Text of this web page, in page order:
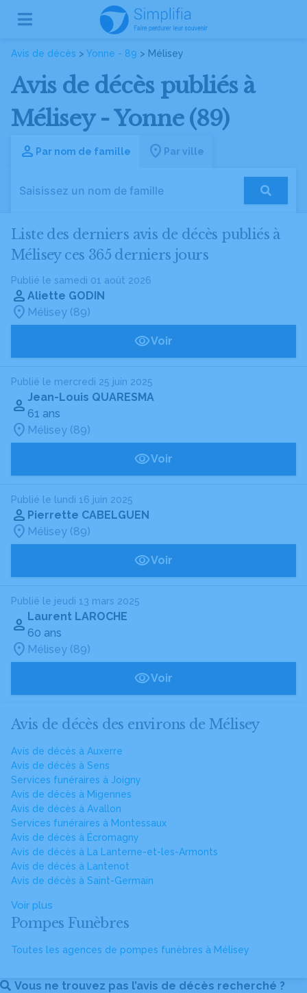
Avis de décès > Yonne - 89 > Mélisey
Avis de décès publiés à
Mélisey - Yonne (89)
Par nom de famille Par ville
Liste des derniers avis de décès publiés à
Mélisey ces 365 derniers jours
Publié le samedi 01 août 2026
Aliette GODIN
Mélisey (89)
Voir
Publié le mercredi 25 juin 2025
Jean-Louis QUARESMA
61 ans
Mélisey (89)
Voir
Publié le lundi 16 juin 2025
Pierrette CABELGUEN
Mélisey (89)
Voir
Publié le jeudi 13 mars 2025
Laurent LAROCHE
60 ans
Mélisey (89)
Voir
Avis de décès des environs de Mélisey
Avis de décès à Auxerre
Avis de décès à Sens
Services funéraires à Joigny
Avis de décès à Migennes
Avis de décès à Avallon
Services funéraires à Montessaux
Avis de décès à Écromagny
Avis de décès à La Lanterne-et-les-Armonts
Avis de décès à Lantenot
Avis de décès à Saint-Germain
Voir plus
Pompes Funèbres
Toutes les agences de pompes funèbres à Mélisey
Vous ne trouvez pas l’avis de décès recherché ?